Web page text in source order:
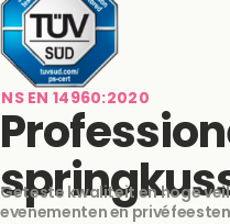
EN 14960:2020
Geteste kwaliteit en hoge
evenementen en